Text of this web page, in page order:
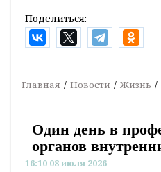
Поделиться:
Главная Новости Жизнь
Один день в
органов
16:10 08 июля 2026